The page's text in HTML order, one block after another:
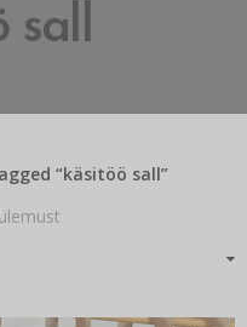
sall
“käsitöö sall”